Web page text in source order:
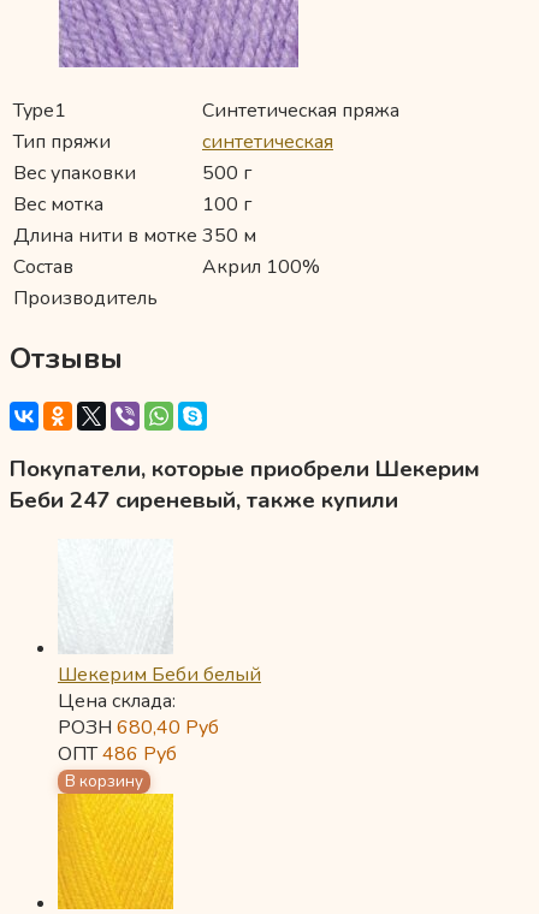
Type1
Синтетическая пряжа
Тип пряжи
синтетическая
Вес упаковки
500 г
Вес мотка
100 г
Длина нити в мотке 350 м
Состав
Акрил 100%
Производитель
Отзывы
Покупатели, которые приобрели Шекерим
Беби 247 сиреневый, также купили
Шекерим Беби белый
Цена склада:
РОЗН 680,40 Руб
ОПТ486 Руб